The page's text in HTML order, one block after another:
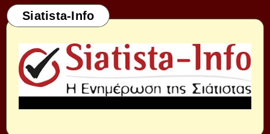
Siatista-Info